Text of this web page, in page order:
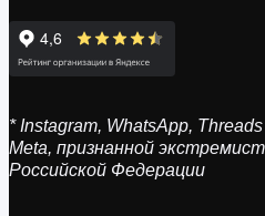
* Instagram, WhatsApp,
Meta, признанной
Российской Федерации